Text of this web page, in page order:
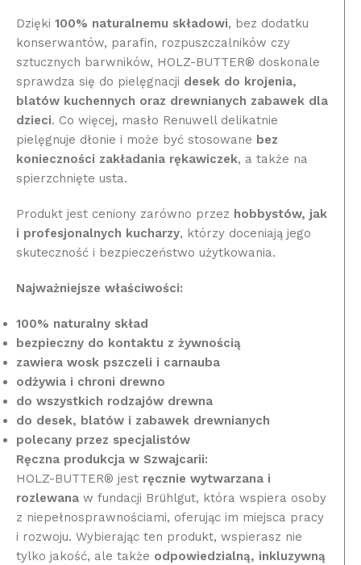
Dzięki 100% naturalnemu składowi, bez dodatku
konserwantów, parafin, rozpuszczalników czy
sztucznych barwników, HOLZ-BUTTER® doskonale
sprawdza się do pielęgnacji desek do krojenia,
blatów kuchennych oraz drewnianych zabawek dla
dzieci. Co więcej, masło Renuwell delikatnie
pielęgnuje dłonie i może być stosowane bez
konieczności zakładania rękawiczek, a także na
spierzchnięte usta.
Produkt jest ceniony zarówno przez hobbystów, jak
i profesjonalnych kucharzy, którzy doceniają jego
skuteczność i bezpieczeństwo użytkowania.
Najważniejsze właściwości:
100% naturalny skład
bezpieczny do kontaktu z żywnością
zawiera wosk pszczeli i carnauba
odżywia i chroni drewno
do wszystkich rodzajów drewna
do desek, blatów i zabawek drewnianych
polecany przez specjalistów
Ręczna produkcja w Szwajcarii:
HOLZ-BUTTER® jest ręcznie wytwarzana i
rozlewana w fundacji Brühlgut, która wspiera osoby
z niepełnosprawnościami, oferując im miejsca pracy
i rozwoju. Wybierając ten produkt, wspierasz nie
tylko jakość, ale także odpowiedzialną, inkluzywną